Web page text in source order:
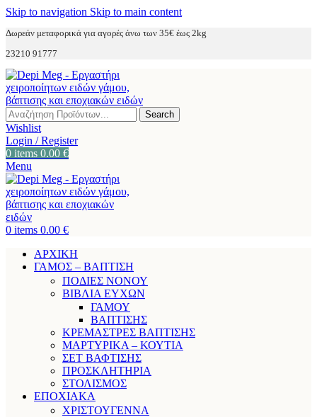
Skip to navigation Skip to main content
Δωρεάν μεταφορικά για αγορές άνω των 35€ έως 2kg
23210 91777
Search
Wishlist
Login / Register
0 items 0.00 €
Menu
0 items 0.00 €
ΑΡΧΙΚΗ
ΓΑΜΟΣ – ΒΑΠΤΙΣΗ
ΠΟΔΙΕΣ ΝΟΝΟΥ
ΒΙΒΛΙΑ ΕΥΧΩΝ
ΓΑΜΟΥ
ΒΑΠΤΙΣΗΣ
ΚΡΕΜΑΣΤΡΕΣ ΒΑΠΤΙΣΗΣ
ΜΑΡΤΥΡΙΚΑ – ΚΟΥΤΙΑ
ΣΕΤ ΒΑΦΤΙΣΗΣ
ΠΡΟΣΚΛΗΤΗΡΙΑ
ΣΤΟΛΙΣΜΟΣ
ΕΠΟΧΙΑΚΑ
ΧΡΙΣΤΟΥΓΕΝΝΑ